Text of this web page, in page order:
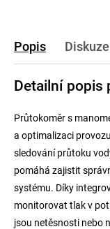
Popis Diskuze
Detailní popis
Průtokoměr s
a optimalizaci
sledování průtoku
pomáhá zajistit
systému. Díky
monitorovat tlak v
jsou netěsnosti nebo